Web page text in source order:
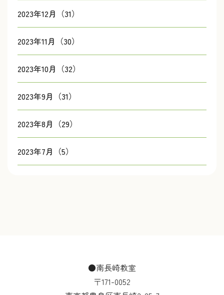
2023年12月（31）
2023年11月（30）
2023年10月（32）
2023年9月（31）
2023年8月（29）
2023年7月（5）
●南長崎教室
〒171-0052